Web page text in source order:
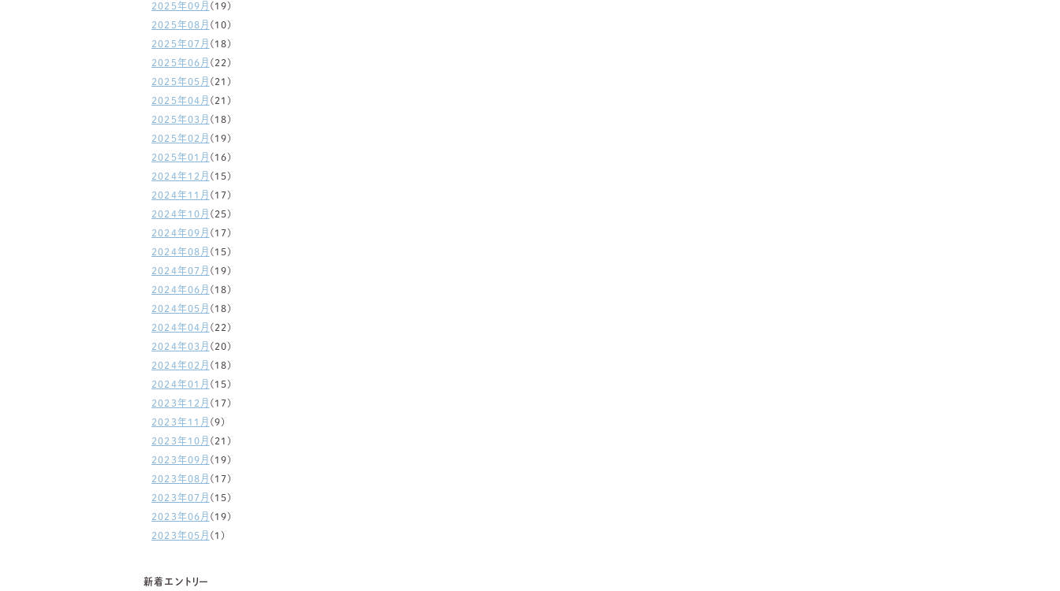
2025年09月 (19)
2025年08月 (10)
2025年07月 (18)
2025年06月 (22)
2025年05月 (21)
2025年04月 (21)
2025年03月 (18)
2025年02月 (19)
2025年01月 (16)
2024年12月 (15)
2024年11月 (17)
2024年10月 (25)
2024年09月 (17)
2024年08月 (15)
2024年07月 (19)
2024年06月 (18)
2024年05月 (18)
2024年04月 (22)
2024年03月 (20)
2024年02月 (18)
2024年01月 (15)
2023年12月 (17)
2023年11月 (9)
2023年10月 (21)
2023年09月 (19)
2023年08月 (17)
2023年07月 (15)
2023年06月 (19)
2023年05月 (1)
新着エントリー